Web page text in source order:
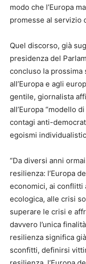
modo che l’Europa
promesse al servizio
Quel discorso, già
presidenza del
concluso la prossima
all’Europa e agli
gentile, giornalista
all’Europa “modello
contagi anti-
egoismi
“Da diversi anni
resilienza: l’Europa
economici, ai conflitti
ecologica, alle crisi
superare le crisi e
davvero l’unica
resilienza significa
sconfitti, definirsi